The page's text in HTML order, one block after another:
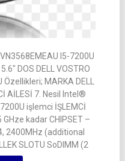
I5-7200U
DOS DELL VOSTRO
MARKA DELL
AİLESİ 7. Nesil Intel®
işlemci İŞLEMCİ
GHze kadar CHIPSET –
2400MHz (additional
SLOTU SoDIMM (2